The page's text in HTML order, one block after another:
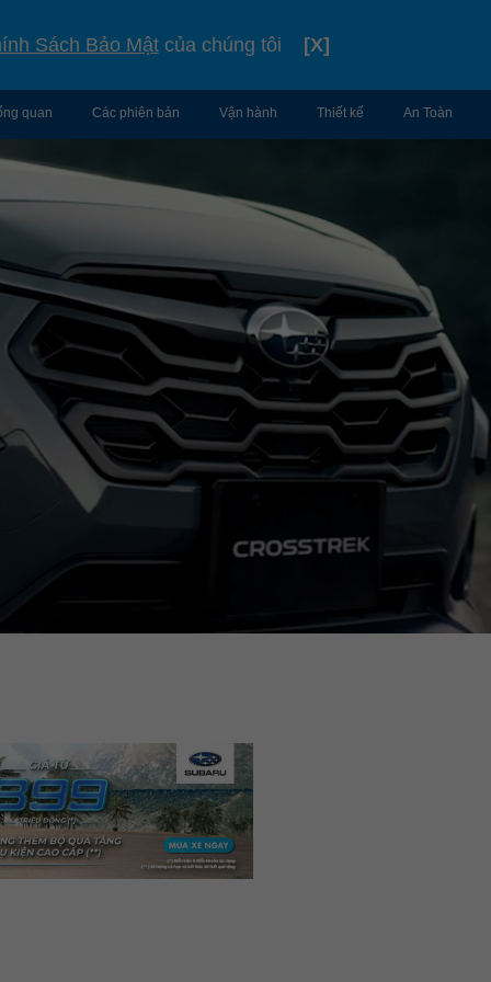
Sách Bảo Mậtcủa chúng tôi [X]
TIẾNG VIỆT
quan Các phiên bản Vận hành Thiết kế An Toàn